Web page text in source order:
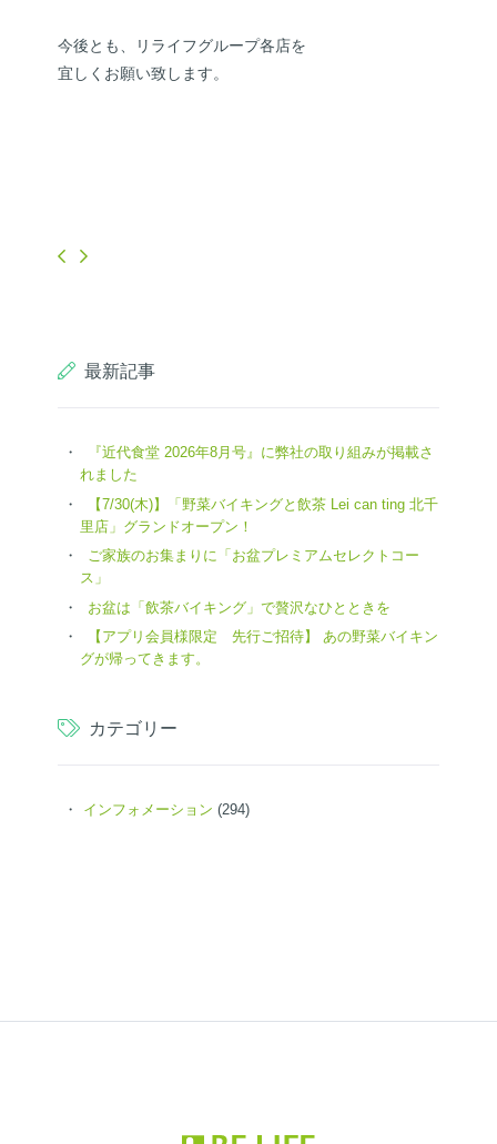
今後とも、リライフグループ各店を
宜しくお願い致します。
最新記事
『近代食堂 2026年8月号』に弊社の取り組みが掲載さ
れました
【7/30(木)】「野菜バイキングと飲茶 Lei can ting 北千
里店」グランドオープン！
ご家族のお集まりに「お盆プレミアムセレクトコー
ス」
お盆は「飲茶バイキング」で贅沢なひとときを
【アプリ会員様限定 先行ご招待】 あの野菜バイキン
グが帰ってきます。
カテゴリー
インフォメーション (294)